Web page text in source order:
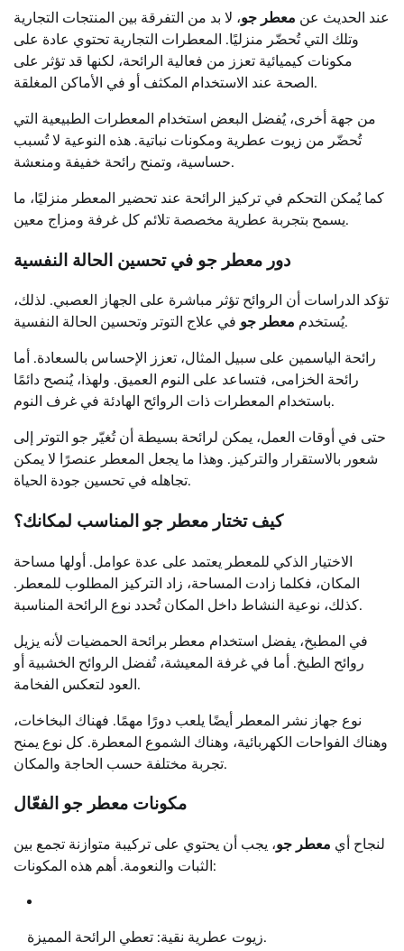
عند الحديث عن معطر جو، لا بد من التفرقة بين المنتجات التجارية
وتلك التي تُحضّر منزليًا. المعطرات التجارية تحتوي عادة على
مكونات كيميائية تعزز من فعالية الرائحة، لكنها قد تؤثر على
الصحة عند الاستخدام المكثف أو في الأماكن المغلقة.
من جهة أخرى، يُفضل البعض استخدام المعطرات الطبيعية التي
تُحضّر من زيوت عطرية ومكونات نباتية. هذه النوعية لا تُسبب
حساسية، وتمنح رائحة خفيفة ومنعشة.
كما يُمكن التحكم في تركيز الرائحة عند تحضير المعطر منزليًا، ما
يسمح بتجربة عطرية مخصصة تلائم كل غرفة ومزاج معين.
دور معطر جو في تحسين الحالة النفسية
تؤكد الدراسات أن الروائح تؤثر مباشرة على الجهاز العصبي. لذلك،
يُستخدم معطر جو
في علاج التوتر وتحسين الحالة النفسية.
رائحة الياسمين على سبيل المثال، تعزز الإحساس بالسعادة. أما
رائحة الخزامى، فتساعد على النوم العميق. ولهذا، يُنصح دائمًا
باستخدام المعطرات ذات الروائح الهادئة في غرف النوم.
حتى في أوقات العمل، يمكن لرائحة بسيطة أن تُغيّر جو التوتر إلى
شعور بالاستقرار والتركيز. وهذا ما يجعل المعطر عنصرًا لا يمكن
تجاهله في تحسين جودة الحياة.
كيف تختار معطر جو المناسب لمكانك؟
الاختيار الذكي للمعطر يعتمد على عدة عوامل. أولها مساحة
المكان، فكلما زادت المساحة، زاد التركيز المطلوب للمعطر.
كذلك، نوعية النشاط داخل المكان تُحدد نوع الرائحة المناسبة.
في المطبخ، يفضل استخدام معطر برائحة الحمضيات لأنه يزيل
روائح الطبخ. أما في غرفة المعيشة، تُفضل الروائح الخشبية أو
العود لتعكس الفخامة.
نوع جهاز نشر المعطر أيضًا يلعب دورًا مهمًا. فهناك البخاخات،
وهناك الفواحات الكهربائية، وهناك الشموع المعطرة. كل نوع يمنح
تجربة مختلفة حسب الحاجة والمكان.
مكونات معطر جو الفعّال
لنجاح أي معطر جو، يجب أن يحتوي على تركيبة متوازنة تجمع بين
الثبات والنعومة. أهم هذه المكونات:
زيوت عطرية نقية: تعطي الرائحة المميزة.